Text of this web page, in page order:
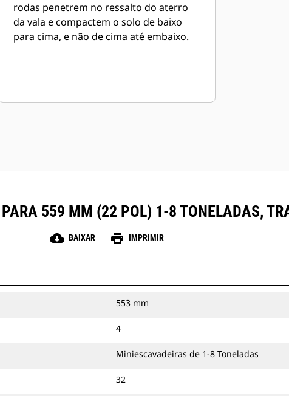
rodas penetrem no ressalto do aterro
da vala e compactem o solo de baixo
para cima, e não de cima até embaixo.
PARA 559 MM (22 POL) 1-8 TONELADAS,
cloud_download BAIXAR print IMPRIMIR
553 mm
4
Miniescavadeiras de 1-8 Toneladas
32